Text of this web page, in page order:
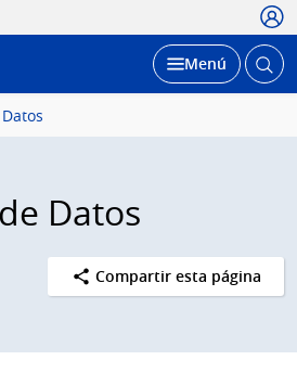
Desplegar
Menú Abrir
Datos
Compartir esta página